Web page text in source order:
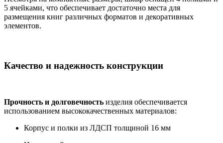
5 ячейками, что обеспечивает достаточно места для
размещения книг различных форматов и декоративных
элементов.
Качество и надежность конструкции
Прочность и долговечность изделия обеспечивается
использованием высококачественных материалов:
Корпус и полки из ЛДСП толщиной 16 мм